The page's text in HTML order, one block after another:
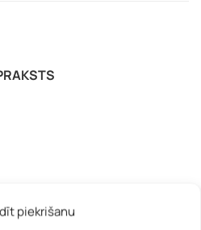
piekrišanu